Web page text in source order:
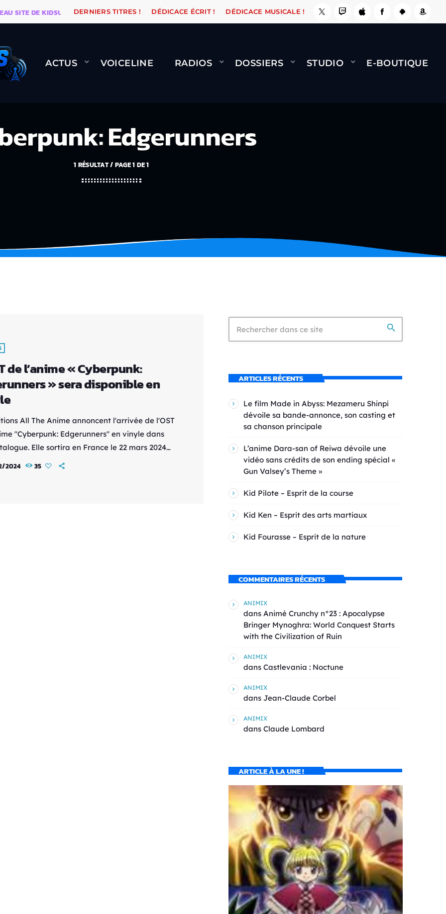
DE KIDSUNE WARÉTRO ORANGE ROAD QUI PASSE, ÇA LE FAIT ! NAMI BERNARD MINET - FLY
DERNIERS TITRES ! DÉDICACE ÉCRIT ! DÉDICACE MUSICALE !
ACTUS VOICELINE RADIOS DOSSIERS STUDIO E-BOUTIQUE
Edgerunners
1 RÉSULTAT / PAGE 1 DE 1
de l’anime « Cyberpunk:
» sera disponible en
All The Anime annoncent l'arrivée de l'OST
"Cyberpunk: Edgerunners" en vinyle dans
Elle sortira en France le 22 mars 2024
29,99 €. Elle contiendra des morceaux
2024 35
search
ARTICLES RÉCENTS
Le film Made in Abyss: Mezameru Shinpi
dévoile sa bande-annonce, son casting et
sa chanson principale
L’anime Dara-san of Reiwa dévoile une
vidéo sans crédits de son ending spécial «
Gun Valsey’s Theme »
Kid Pilote – Esprit de la course
Kid Ken – Esprit des arts martiaux
Kid Fourasse – Esprit de la nature
COMMENTAIRES RÉCENTS
ANIMIX
dans Animé Crunchy n°23 : Apocalypse
Bringer Mynoghra: World Conquest Starts
with the Civilization of Ruin
ANIMIX
dans Castlevania : Noctune
ANIMIX
dans Jean-Claude Corbel
ANIMIX
dans Claude Lombard
ARTICLE À LA UNE !